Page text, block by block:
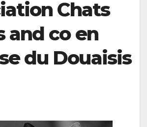
Chats
and co en
du Douaisis